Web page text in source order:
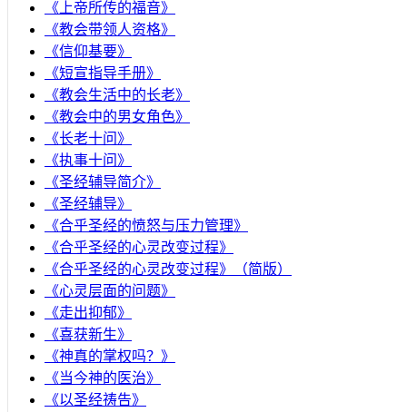
《上帝所传的福音》
《教会带领人资格》
《信仰基要》
《短宣指导手册》
《教会生活中的长老》
《教会中的男女角色》
《长老十问》
《执事十问》
《圣经辅导简介》
《圣经辅导》
​《合乎圣经的愤怒与压力管理》
《合乎圣经的心灵改变过程》
《合乎圣经的心灵改变过程》（简版）
《心灵层面的问题》
《走出抑郁》
《喜获新生》
《神真的掌权吗？》
《当今神的医治》
《以圣经祷告》